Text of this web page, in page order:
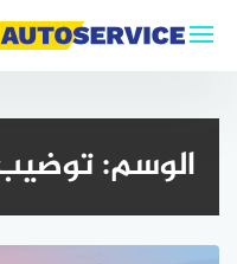
إلى
الوسم: